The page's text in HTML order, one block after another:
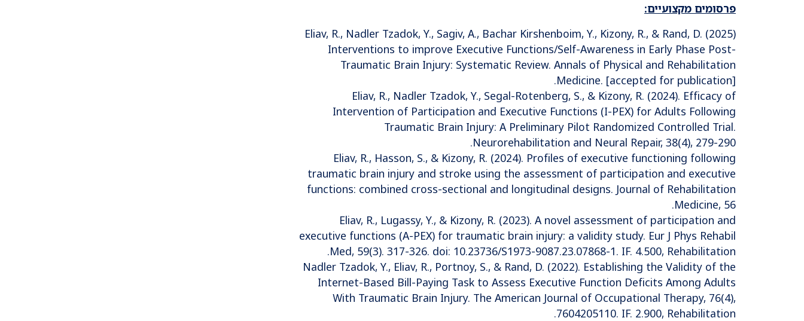
פרסומים מקצועיים:
Eliav, R., Nadler Tzadok, Y., Sagiv, A., Bachar Kirshenboim, Y., Kizony, R., & Rand, D. (2025)
Interventions to improve Executive Functions/Self-Awareness in Early Phase Post-
Traumatic Brain Injury: Systematic Review. Annals of Physical and Rehabilitation
Medicine. [accepted for publication].
Eliav, R., Nadler Tzadok, Y., Segal-Rotenberg, S., & Kizony, R. (2024). Efficacy of
Intervention of Participation and Executive Functions (I-PEX) for Adults Following
Traumatic Brain Injury: A Preliminary Pilot Randomized Controlled Trial.
Neurorehabilitation and Neural Repair, 38(4), 279-290.
Eliav, R., Hasson, S., & Kizony, R. (2024). Profiles of executive functioning following
traumatic brain injury and stroke using the assessment of participation and executive
functions: combined cross-sectional and longitudinal designs. Journal of Rehabilitation
Medicine, 56.
Eliav, R., Lugassy, Y., & Kizony, R. (2023). A novel assessment of participation and
executive functions (A-PEX) for traumatic brain injury: a validity study. Eur J Phys Rehabil
Med, 59(3). 317-326. doi: 10.23736/S1973-9087.23.07868-1. IF. 4.500, Rehabilitation.
Nadler Tzadok, Y., Eliav, R., Portnoy, S., & Rand, D. (2022). Establishing the Validity of the
Internet-Based Bill-Paying Task to Assess Executive Function Deficits Among Adults
With Traumatic Brain Injury. The American Journal of Occupational Therapy, 76(4),
7604205110. IF. 2.900, Rehabilitation.